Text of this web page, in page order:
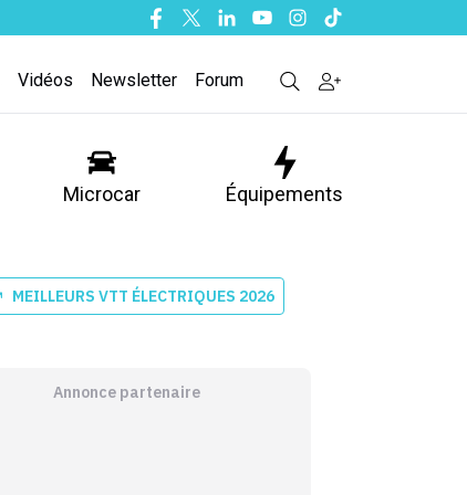
Facebook
TwitterLinkedinYoutubeInstagram
Tiktok
Vidéos Newsletter Forum
Microcar Équipements
MEILLEURS VTT ÉLECTRIQUES 2026
Annonce partenaire